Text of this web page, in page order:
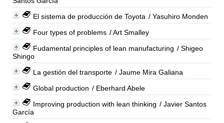
El sistema de producción de Toyota / Yasuhiro Monden
Four types of problems / Art Smalley
Fudamental principles of lean manufacturing / Shigeo
Shingo
La gestión del transporte / Jaume Mira Galiana
Global production / Eberhard Abele
Improving production with lean thinking / Javier Santos
García